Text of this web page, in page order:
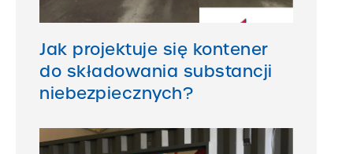
Jak projektuje się kontener
do składowania substancji
niebezpiecznych?